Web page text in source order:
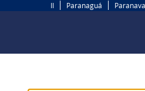
II
Paranaguá